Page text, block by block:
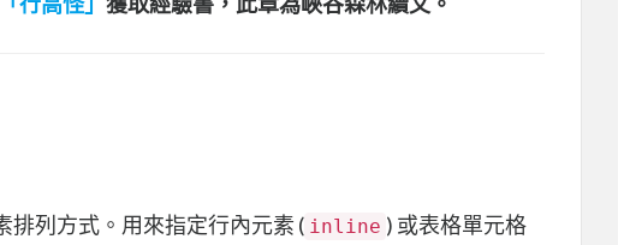
排列方式。用來指定行內元素 ( inline ) 或表格單元格